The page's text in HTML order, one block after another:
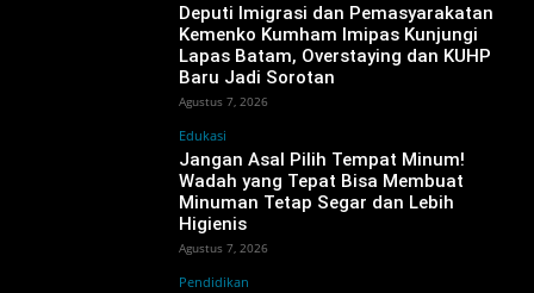
‎Deputi Imigrasi dan Pemasyarakatan
Kemenko Kumham Imipas Kunjungi
Lapas Batam, Overstaying dan KUHP
Baru Jadi Sorotan
Agustus 7, 2026
Edukasi
Jangan Asal Pilih Tempat Minum!
Wadah yang Tepat Bisa Membuat
Minuman Tetap Segar dan Lebih
Higienis
Agustus 7, 2026
Pendidikan